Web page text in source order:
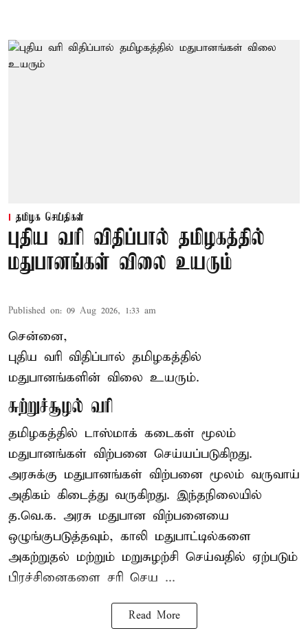
தமிழக செய்திகள்
புதிய வரி விதிப்பால் தமிழகத்தில்
மதுபானங்கள் விலை உயரும்
Published on: 09 Aug 2026, 1:33 am
சென்னை,
புதிய வரி விதிப்பால் தமிழகத்தில்
மதுபானங்களின் விலை உயரும்.
சுற்றுச்சூழல் வரி
தமிழகத்தில் டாஸ்மாக் கடைகள் மூலம்
மதுபானங்கள் விற்பனை செய்யப்படுகிறது.
அரசுக்கு மதுபானங்கள் விற்பனை மூலம் வருவாய்
அதிகம் கிடைத்து வருகிறது. இந்தநிலையில்
த.வெ.க. அரசு மதுபான விற்பனையை
ஒழுங்குபடுத்தவும், காலி மதுபாட்டில்களை
அகற்றுதல் மற்றும் மறுசுழற்சி செய்வதில் ஏற்படும்
பிரச்சினைகளை சரி செய ...
Read More